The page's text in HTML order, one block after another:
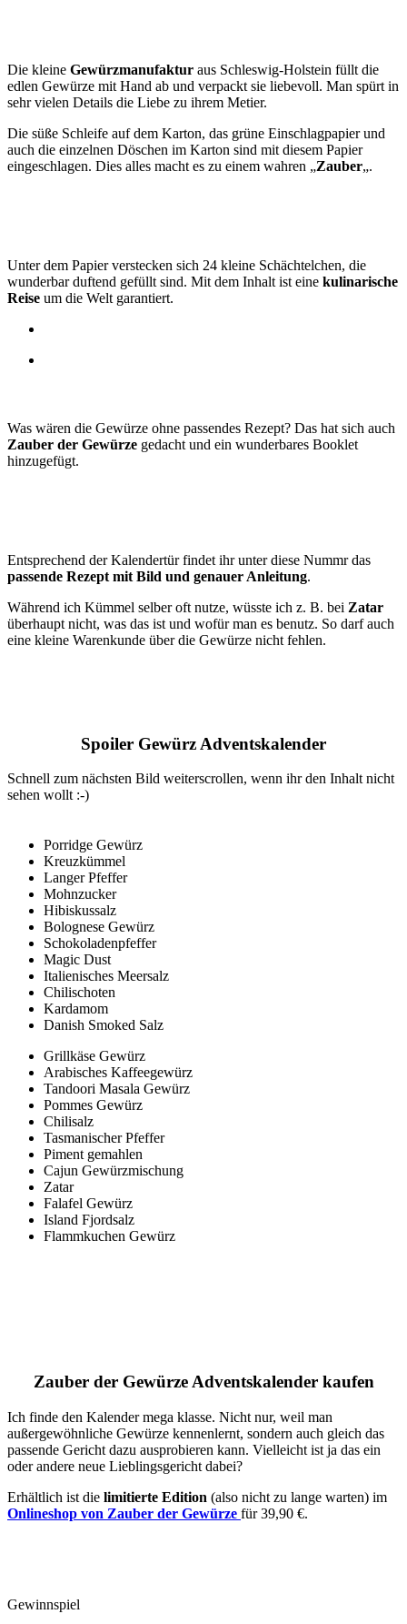
Die kleine Gewürzmanufaktur aus Schleswig-Holstein füllt die
edlen Gewürze mit Hand ab und verpackt sie liebevoll. Man spürt in
sehr vielen Details die Liebe zu ihrem Metier.
Die süße Schleife auf dem Karton, das grüne Einschlagpapier und
auch die einzelnen Döschen im Karton sind mit diesem Papier
eingeschlagen. Dies alles macht es zu einem wahren „Zauber„.
Unter dem Papier verstecken sich 24 kleine Schächtelchen, die
wunderbar duftend gefüllt sind. Mit dem Inhalt ist eine kulinarische
Reise um die Welt garantiert.
Was wären die Gewürze ohne passendes Rezept? Das hat sich auch
Zauber der Gewürze gedacht und ein wunderbares Booklet
hinzugefügt.
Entsprechend der Kalendertür findet ihr unter diese Nummr das
passende Rezept mit Bild und genauer Anleitung.
Während ich Kümmel selber oft nutze, wüsste ich z. B. bei Zatar
überhaupt nicht, was das ist und wofür man es benutz. So darf auch
eine kleine Warenkunde über die Gewürze nicht fehlen.
Spoiler Gewürz Adventskalender
Schnell zum nächsten Bild weiterscrollen, wenn ihr den Inhalt nicht
sehen wollt :-)
Porridge Gewürz
Kreuzkümmel
Langer Pfeffer
Mohnzucker
Hibiskussalz
Bolognese Gewürz
Schokoladenpfeffer
Magic Dust
Italienisches Meersalz
Chilischoten
Kardamom
Danish Smoked Salz
Grillkäse Gewürz
Arabisches Kaffeegewürz
Tandoori Masala Gewürz
Pommes Gewürz
Chilisalz
Tasmanischer Pfeffer
Piment gemahlen
Cajun Gewürzmischung
Zatar
Falafel Gewürz
Island Fjordsalz
Flammkuchen Gewürz
Zauber der Gewürze Adventskalender kaufen
Ich finde den Kalender mega klasse. Nicht nur, weil man
außergewöhnliche Gewürze kennenlernt, sondern auch gleich das
passende Gericht dazu ausprobieren kann. Vielleicht ist ja das ein
oder andere neue Lieblingsgericht dabei?
Erhältlich ist die limitierte Edition (also nicht zu lange warten) im
Onlineshop von Zauber der Gewürze für 39,90 €.
Gewinnspiel